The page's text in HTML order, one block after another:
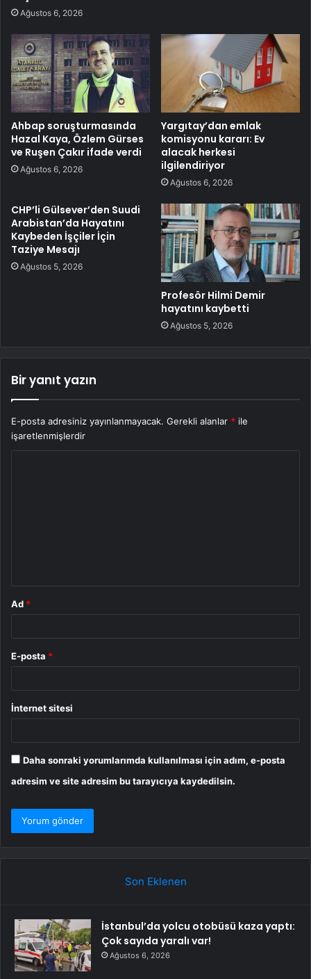
Ağustos 6, 2026
Ahbap soruşturmasında
Hazal Kaya, Özlem Gürses
ve Ruşen Çakır ifade verdi
Ağustos 6, 2026
Yargıtay’dan emlak
komisyonu kararı: Ev
alacak herkesi
ilgilendiriyor
Ağustos 6, 2026
CHP’li Gülsever’den Suudi
Arabistan’da Hayatını
Kaybeden İşçiler İçin
Taziye Mesajı
Ağustos 5, 2026
Profesör Hilmi Demir
hayatını kaybetti
Ağustos 5, 2026
Bir yanıt yazın
E-posta adresiniz yayınlanmayacak. Gerekli alanlar * ile
işaretlenmişlerdir
Ad *
E-posta *
İnternet sitesi
Daha sonraki yorumlarımda kullanılması için adım, e-posta
adresim ve site adresim bu tarayıcıya kaydedilsin.
Son Eklenen
İstanbul’da yolcu otobüsü kaza yaptı:
Çok sayıda yaralı var!
Ağustos 6, 2026